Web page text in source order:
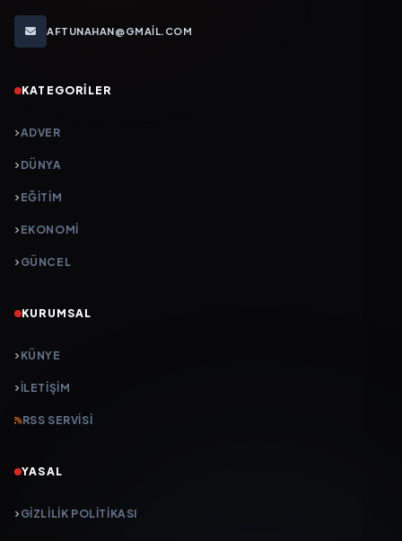
AFTUNAHAN@GMAIL.COM
KATEGORILER
ADVER
DÜNYA
EĞİTİM
EKONOMİ
GÜNCEL
KURUMSAL
KÜNYE
İLETIŞIM
RSS SERVISI
YASAL
GIZLILIK POLITIKASI